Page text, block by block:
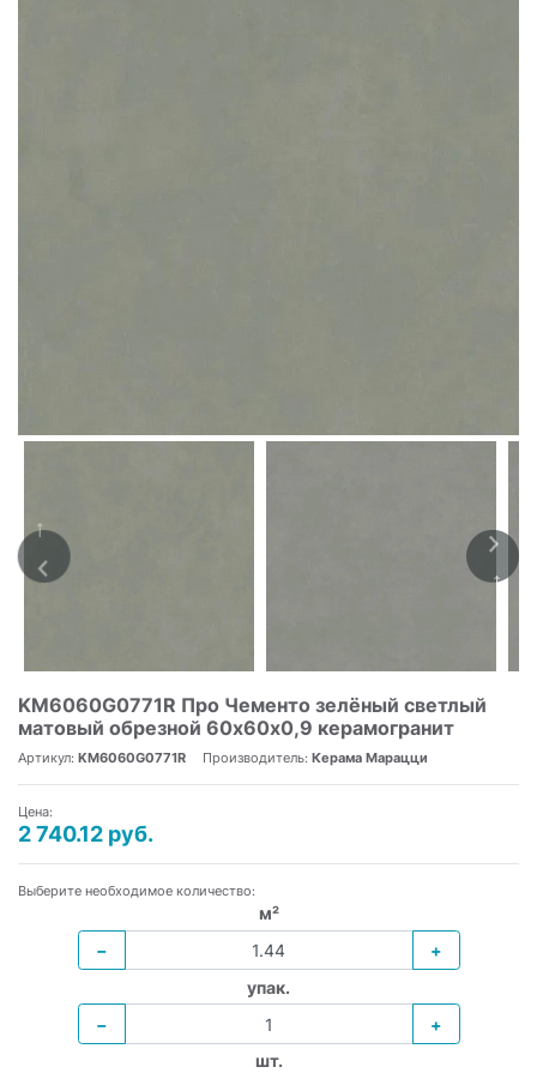
KM6060G0771R Про Чементо зелёный светлый
матовый обрезной 60х60x0,9 керамогранит
Артикул: KM6060G0771R Производитель: Керама Марацци
Цена:
2 740.12 руб.
Выберите необходимое количество:
м²
−
+
упак.
−
+
шт.